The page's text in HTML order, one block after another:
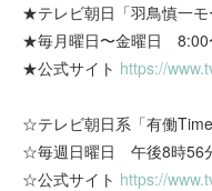
★テレビ朝日「羽鳥慎一モ
★毎月曜日〜金曜日 8:00
★公式サイト https://
☆テレビ朝日系「有働
☆毎週日曜日 午後8時56
☆公式サイト https://